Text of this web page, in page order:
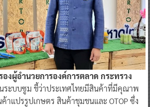
งผู้อำนวยการองค์การตลาด กระทรวง
ระบบซูม ชี้ว่าประเทศไทยมีสินค้าที่มีคุณาพ
าแปรรูปเกษตร สินค้าชุมชนและ OTOP ซึ่ง